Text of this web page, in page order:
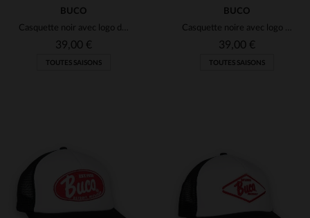
TAILLES DISPONIBLES
TU
BUCO
Casquette noir avec logo diamant rouge
39,00 €
TOUTES SAISONS
TAILLES DISPONIBLES
TU
BUCO
Casquette noire avec logo roue ailée blanc et noir
39,00 €
TOUTES SAISONS